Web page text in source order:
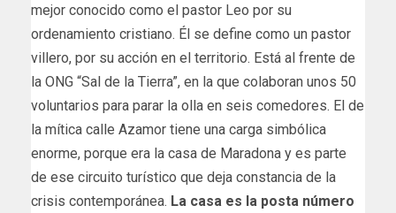
mejor conocido como el pastor Leo por su
ordenamiento cristiano. Él se define como un pastor
villero, por su acción en el territorio. Está al frente de
la ONG “Sal de la Tierra”, en la que colaboran unos 50
voluntarios para parar la olla en seis comedores. El de
la mítica calle Azamor tiene una carga simbólica
enorme, porque era la casa de Maradona y es parte
de ese circuito turístico que deja constancia de la
crisis contemporánea. La casa es la posta número